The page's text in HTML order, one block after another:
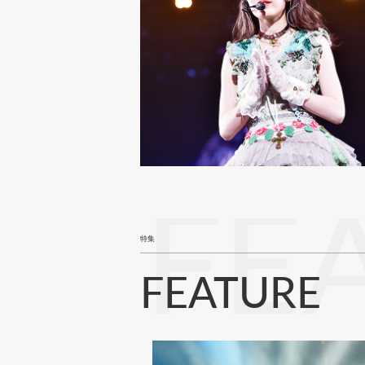
特集
FEATURE